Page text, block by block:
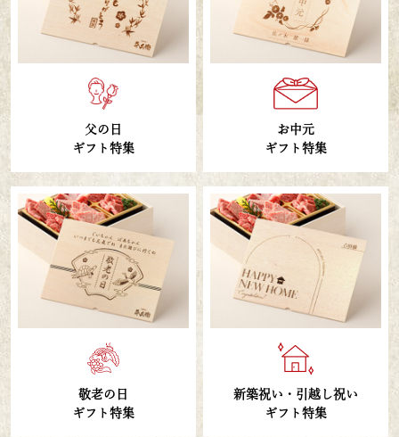
父の日
ギフト特集
お中元
ギフト特集
敬老の日
ギフト特集
新築祝い・引越し祝い
ギフト特集